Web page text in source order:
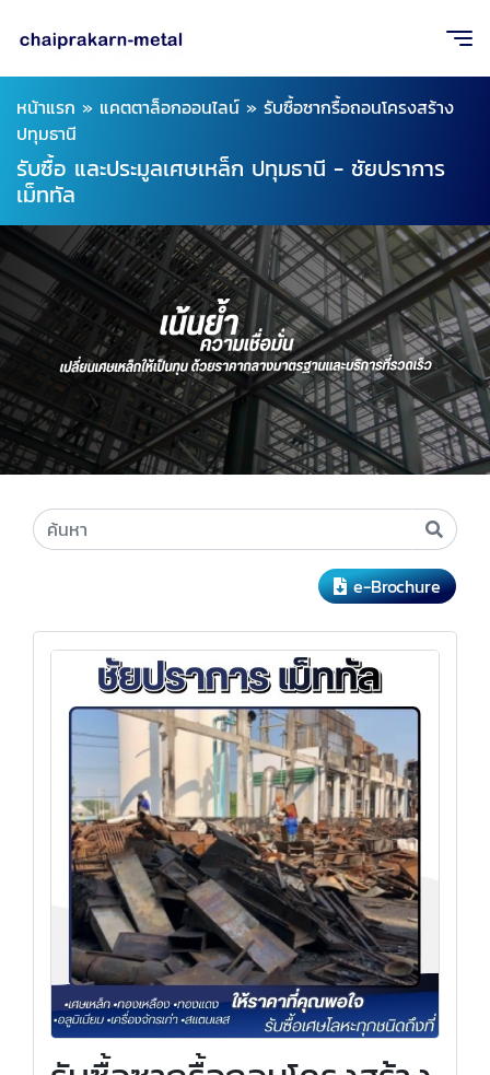
หน้าแรก » แคตตาล็อกออนไลน์ » รับซื้อซากรื้อถอนโครงสร้าง
ปทุมธานี
รับซื้อ และประมูลเศษเหล็ก ปทุมธานี - ชัยปราการ
เม็ททัล
e-Brochure